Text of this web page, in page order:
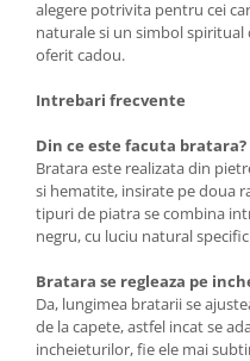
alegere potrivita pentru cei
naturale si un simbol
oferit cadou.
Intrebari frecvente
Din ce este facuta bratara?
Bratara este realizata din
si hematite, insirate pe doua
tipuri de piatra se combina
negru, cu luciu natural
Bratara se regleaza pe
Da, lungimea bratarii se
de la capete, astfel incat se
incheieturilor, fie ele mai